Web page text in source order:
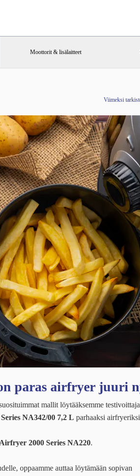
Moottorit & lisälaitteet
Viimeksi
paras airfryer juuri
mallit löytääksemme
NA342/00 7,2 L parhaaksi
2000 Series NA220.
oppaamme auttaa löytämään sopivan